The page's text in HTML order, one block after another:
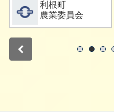
詳細をみる
利根町
農業委員会